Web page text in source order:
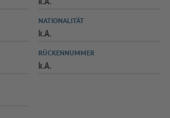
SPIELPLUS
NATIONALITÄT
k.A.
RÜCKENNUMMER
k.A.